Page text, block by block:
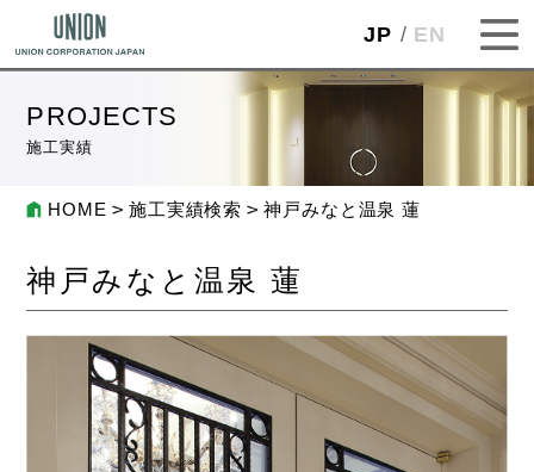
JP EN
PROJECTS
施工実績
HOME 施工実績検索 神戸みなと温泉 蓮
神戸みなと温泉 蓮